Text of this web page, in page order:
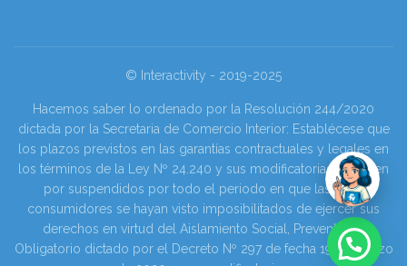
© Interactivity - 2019-2025
Hacemos saber lo ordenado por la Resolución 244/2020
dictada por la Secretaria de Comercio Interior: Establécese que
los plazos previstos en las garantías contractuales y legales en
los términos de la Ley Nº 24.240 y sus modificatorias se tienen
por suspendidos por todo el periodo en que las y los
consumidores se hayan visto imposibilitados de ejercer sus
derechos en virtud del Aislamiento Social, Preventivo y
Obligatorio dictado por el Decreto Nº 297 de fecha 19 de marzo